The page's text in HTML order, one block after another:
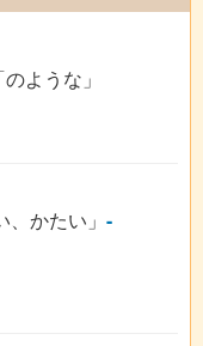
のような」
、かたい」 -